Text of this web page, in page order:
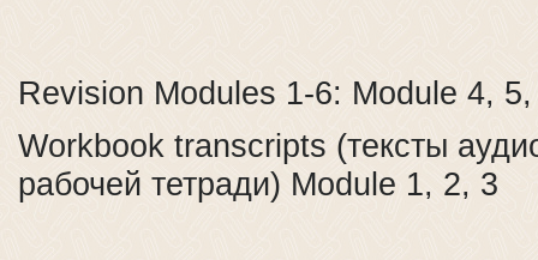
Revision Modules 1-6: Module 4,
Workbook transcripts (тексты
рабочей тетради) Module 1, 2, 3